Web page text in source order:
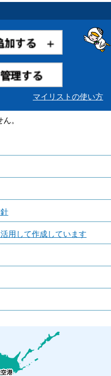
マイリストの使い方
。
用して作成しています